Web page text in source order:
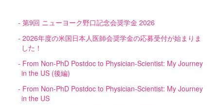
第9回 ニューヨーク野口記念会奨学金 2026
2026年度の米国日本人医師会奨学金の応募受付が始まりま
した！
From Non-PhD Postdoc to Physician-Scientist: My Journey
in the US (後編)
From Non-PhD Postdoc to Physician-Scientist: My Journey
in the US